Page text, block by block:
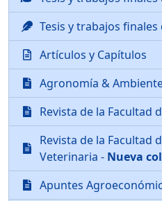
Tesis y trabajos
Artículos y Capítulos
Agronomía &
Revista de la Facultad
Revista de la Facultad
Veterinaria - Nueva
Apuntes